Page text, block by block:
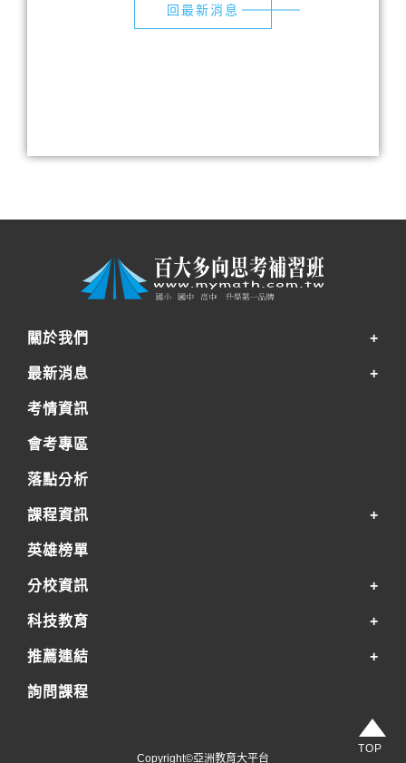
回最新消息
關於我們
最新消息
考情資訊
會考專區
落點分析
課程資訊
英雄榜單
分校資訊
科技教育
推薦連結
詢問課程
Copyright©亞洲教育大平台
TOP